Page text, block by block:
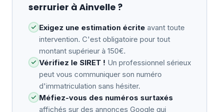
serrurier à Ainvelle ?
Exigez une estimation écrite avant toute
intervention. C'est obligatoire pour tout
montant supérieur à 150€.
Vérifiez le SIRET ! Un professionnel sérieux
peut vous communiquer son numéro
d'immatriculation sans hésiter.
Méfiez-vous des numéros surtaxés
affichés sur des annonces Google qui